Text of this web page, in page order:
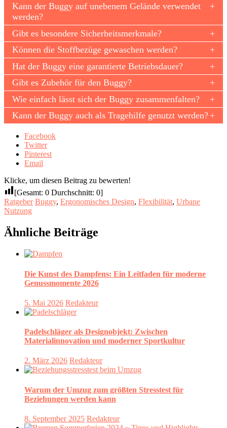
Kann der Buggy auf unebenem Gelände verwendet
werden?
Gibt es besondere Sicherheitsmerkmale?
Können die Stoffbezüge gewaschen werden?
Hat der Buggy eine garantierte Betriebsdauer?
Gibt es Zubehör für den Buggy?
Wie einfach lässt sich der Buggy zusammenfalten?
Kann der Buggy auch als Tragehilfe genutzt werden?
Facebook
Twitter
Pinterest
Email
Klicke, um diesen Beitrag zu bewerten!
[Gesamt: 0 Durchschnitt: 0]
Ratgeber Buggy, Ergonomisches Design, Flexibilität, Urbane
Nutzung
Ähnliche Beiträge
Die Kunst des Dampfens: Ein Leitfaden für moderne
Genussmomente 2026
5. Mai 2026 Redakteur
Padelschläger als Designobjekt: Zwischen
Materialinnovation und moderner Sportkultur
2. März 2026 Redakteur
Warum der Umzug zum größten Stresstest für
Beziehungen werden kann
8. September 2025 Redakteur